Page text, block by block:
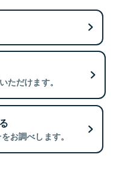
ただけます。
お調べします。